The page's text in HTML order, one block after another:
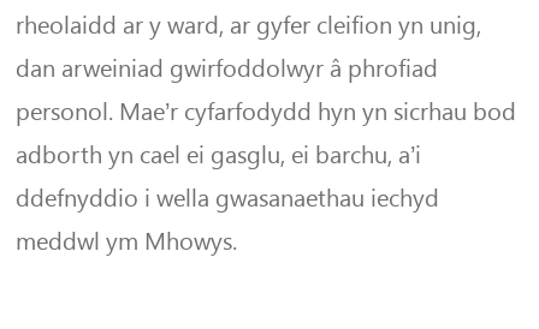
rheolaidd ar y ward, ar gyfer cleifion yn unig,
dan arweiniad gwirfoddolwyr â phrofiad
personol. Mae’r cyfarfodydd hyn yn sicrhau bod
adborth yn cael ei gasglu, ei barchu, a’i
ddefnyddio i wella gwasanaethau iechyd
meddwl ym Mhowys.